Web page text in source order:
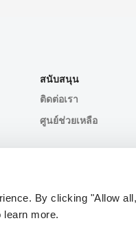
By clicking "Allow
learn more.
สนับสนุน
ติดต่อเรา
ศูนย์ช่วยเหลือ